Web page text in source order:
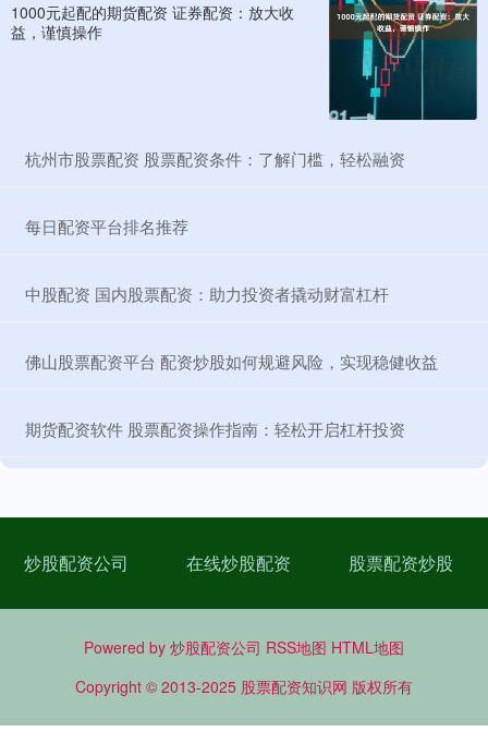
1000元起配的期货配资 证券配资：放大收
益，谨慎操作
​杭州市股票配资 股票配资条件：了解门槛，轻松融资
​每日配资平台排名推荐
​中股配资 国内股票配资：助力投资者撬动财富杠杆
​佛山股票配资平台 配资炒股如何规避风险，实现稳健收益
​期货配资软件 股票配资操作指南：轻松开启杠杆投资
炒股配资公司 在线炒股配资 股票配资炒股
Powered by 炒股配资公司 RSS地图 HTML地图
Copyright © 2013-2025 股票配资知识网 版权所有